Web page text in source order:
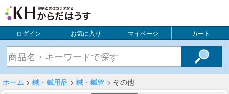
ログイン お気に入り マイページ カート
ホーム > 鍼・鍼用品 > 鍼・鍼管 > その他